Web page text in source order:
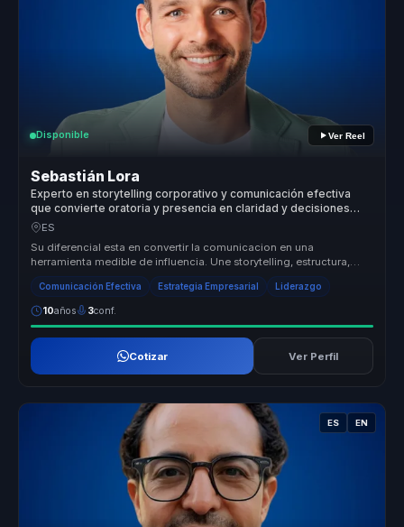
Disponible Ver Reel
Sebastián Lora
Experto en storytelling corporativo y comunicación efectiva
que convierte oratoria y presencia en claridad y decisiones
para líderes y equipos.
ES
Su diferencial esta en convertir la comunicacion en una
herramienta medible de influencia. Une storytelling, estructura,
presencia y pers...
Comunicación Efectiva Estrategia Empresarial Liderazgo
10años 3conf.
Cotizar Ver Perfil
ES EN